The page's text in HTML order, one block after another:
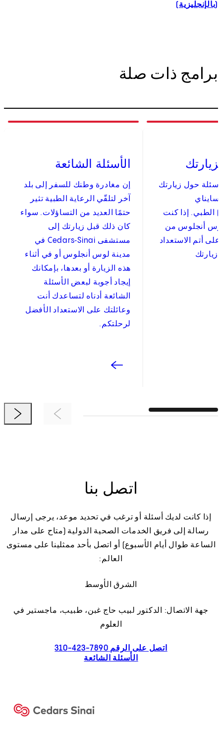
(بالإنجليزية)
برامج ذات صلة
حول زيارتك
سايناي
(Cedars‑Sinai) الطبي. إذا كنت
أنجلوس من
أتم الاستعداد
of
3
الأسئلة الشائعة
إن مغادرة وطنك للسفر إلى بلد
آخر لتلقّي الرعاية الطبية تثير
حتمًا العديد من التساؤلات. سواء
كان ذلك قبل زيارتك إلى
مستشفى Cedars‑Sinai في
مدينة لوس أنجلوس أو في أثناء
هذه الزيارة أو بعدها، بإمكانك
إيجاد أجوبة لبعض الأسئلة
الشائعة أدناه لتساعدك أنت
وعائلتك على الاستعداد الأفضل
لرحلتكم.
Previous Item
Item
اتصل بنا
إذا كانت لديك أسئلة أو ترغب في تحديد موعد، يرجى إرسال
رسالة إلى فريق الخدمات الصحية الدولية (متاح على مدار
الساعة طوال أيام الأسبوع) أو اتصل بأحد ممثلينا على مستوى
العالم:
الشرق الأوسط
جهة الاتصال: الدكتور لبيب حاج غبن، طبيب، ماجستير في
العلوم
اتصل على الرقم 7890-423-310
الأسئلة الشائعة